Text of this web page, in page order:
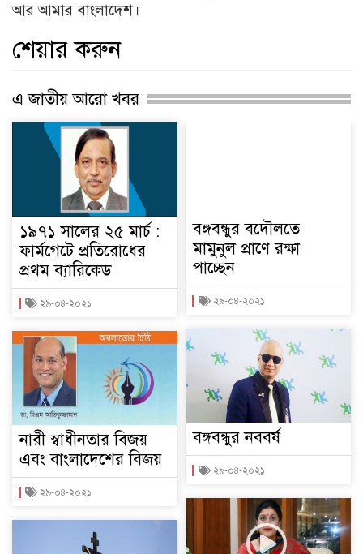
আর আমার বাংলাদেশ।
শেয়ার করুন
এ জাতীয় আরো খবর
১৯৭১ সালের ২৫ মার্চ :
ফার্মগেটে প্রতিরোধের
প্রথম ব্যারিকেড
২৯-০৪-২০২১
নারী স্বাধীনতার বিজয়
এবং বাংলাদেশের বিজয়
২৯-০৪-২০২১
বঙ্গবন্ধুর বদৌলতে
মামুনুল প্রাণে রক্ষা
পাচ্ছেন
২৯-০৪-২০২১
বঙ্গবন্ধুর নববর্ষ
২৯-০৪-২০২১